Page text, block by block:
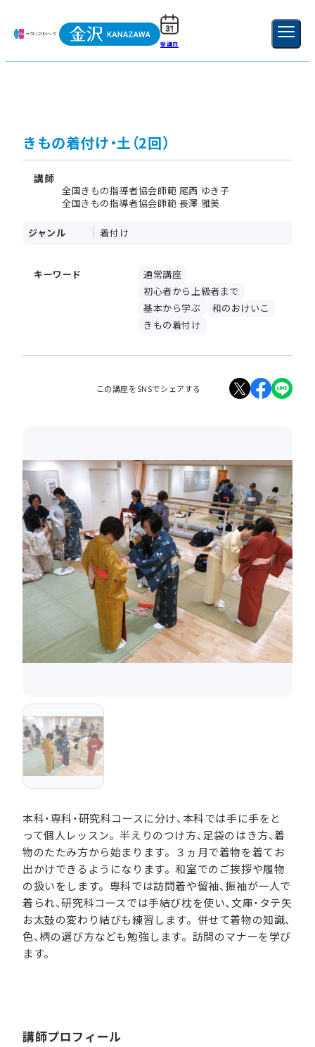
受講日 新規登録
きもの着付け・土（2回）
講師
全国きもの指導者協会師範 尾西 ゆき子
全国きもの指導者協会師範 長澤 雅美
ジャンル 着付け
キーワード
通常講座
初心者から上級者まで
基本から学ぶ
和のおけいこ
きもの着付け
この講座をSNSでシェアする
本科・専科・研究科コースに分け、本科では手に手をと
って個人レッスン。半えりのつけ方、足袋のはき方、着
物のたたみ方から始まります。３ヵ月で着物を着てお
出かけできるようになります。和室でのご挨拶や履物
の扱いをします。専科では訪問着や留袖、振袖が一人で
着られ、研究科コースでは手結び枕を使い、文庫・タテ矢
お太鼓の変わり結びも練習します。併せて着物の知識、
色、柄の選び方なども勉強します。訪問のマナーを学び
ます。
講師プロフィール